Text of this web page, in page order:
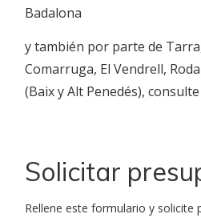
Badalona
y también por parte de
Comarruga, El Vendrell,
(Baix y Alt Penedés),
Solicitar
Rellene este formulario y solicite